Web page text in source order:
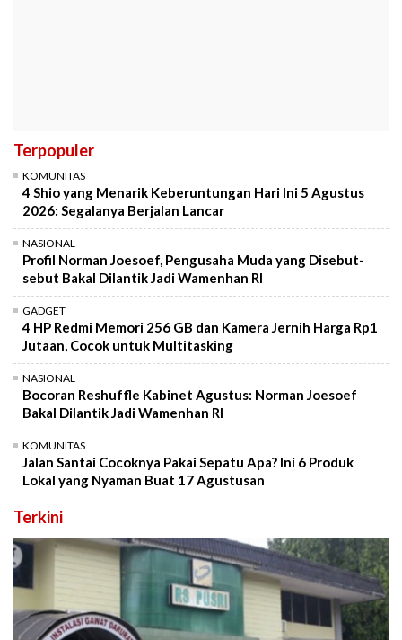
Terpopuler
KOMUNITAS
4 Shio yang Menarik Keberuntungan Hari Ini 5 Agustus
2026: Segalanya Berjalan Lancar
NASIONAL
Profil Norman Joesoef, Pengusaha Muda yang Disebut-
sebut Bakal Dilantik Jadi Wamenhan RI
GADGET
4 HP Redmi Memori 256 GB dan Kamera Jernih Harga Rp1
Jutaan, Cocok untuk Multitasking
NASIONAL
Bocoran Reshuffle Kabinet Agustus: Norman Joesoef
Bakal Dilantik Jadi Wamenhan RI
KOMUNITAS
Jalan Santai Cocoknya Pakai Sepatu Apa? Ini 6 Produk
Lokal yang Nyaman Buat 17 Agustusan
Terkini